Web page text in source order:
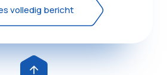
volledig bericht